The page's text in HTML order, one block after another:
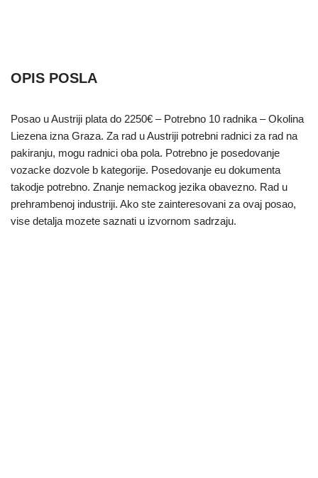
OPIS POSLA
Posao u Austriji plata do 2250€ – Potrebno 10 radnika – Okolina
Liezena izna Graza. Za rad u Austriji potrebni radnici za rad na
pakiranju, mogu radnici oba pola. Potrebno je posedovanje
vozacke dozvole b kategorije. Posedovanje eu dokumenta
takodje potrebno. Znanje nemackog jezika obavezno. Rad u
prehrambenoj industriji. Ako ste zainteresovani za ovaj posao,
vise detalja mozete saznati u izvornom sadrzaju.